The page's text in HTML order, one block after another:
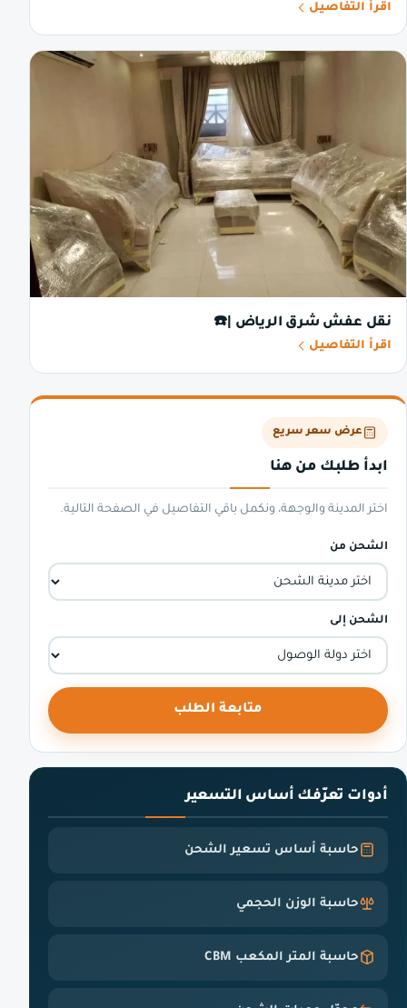
اقرأ التفاصيل
نقل عفش شرق الرياض |☎️
اقرأ التفاصيل
عرض سعر سريع
ابدأ طلبك من هنا
اختر المدينة والوجهة، ونكمل باقي التفاصيل في الصفحة التالية.
الشحن من
الشحن إلى
متابعة الطلب
أدوات تعرّفك أساس التسعير
حاسبة أساس تسعير الشحن
حاسبة الوزن الحجمي
حاسبة المتر المكعب CBM